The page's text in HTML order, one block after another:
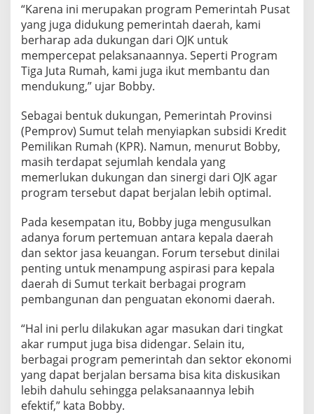
u
a
t
S
i
n
e
g
i
d
i
S
u
m
u
“Karena ini merupakan program Pemerintah Pusat
yang juga didukung pemerintah daerah, kami
berharap ada dukungan dari OJK untuk
mempercepat pelaksanaannya. Seperti Program
Tiga Juta Rumah, kami juga ikut membantu dan
mendukung,” ujar Bobby.
Sebagai bentuk dukungan, Pemerintah Provinsi
(Pemprov) Sumut telah menyiapkan subsidi Kredit
Pemilikan Rumah (KPR). Namun, menurut Bobby,
masih terdapat sejumlah kendala yang
memerlukan dukungan dan sinergi dari OJK agar
program tersebut dapat berjalan lebih optimal.
Pada kesempatan itu, Bobby juga mengusulkan
adanya forum pertemuan antara kepala daerah
dan sektor jasa keuangan. Forum tersebut dinilai
penting untuk menampung aspirasi para kepala
daerah di Sumut terkait berbagai program
pembangunan dan penguatan ekonomi daerah.
“Hal ini perlu dilakukan agar masukan dari tingkat
akar rumput juga bisa didengar. Selain itu,
berbagai program pemerintah dan sektor ekonomi
yang dapat berjalan bersama bisa kita diskusikan
lebih dahulu sehingga pelaksanaannya lebih
efektif,” kata Bobby.